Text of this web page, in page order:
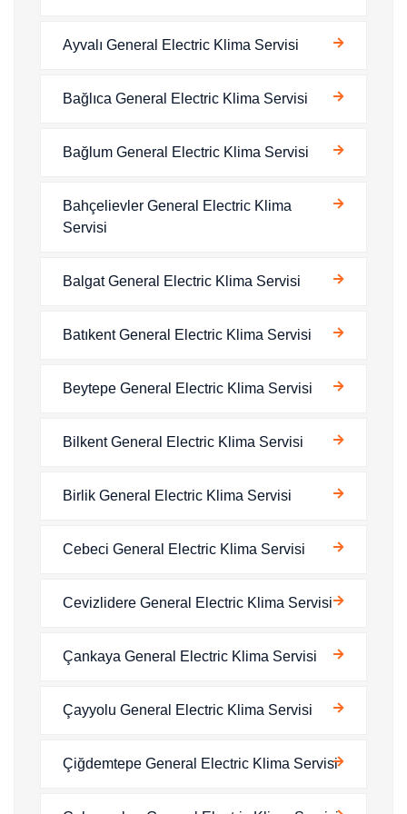
Ayvalı General Electric Klima Servisi
Bağlıca General Electric Klima Servisi
Bağlum General Electric Klima Servisi
Bahçelievler General Electric Klima
Servisi
Balgat General Electric Klima Servisi
Batıkent General Electric Klima Servisi
Beytepe General Electric Klima Servisi
Bilkent General Electric Klima Servisi
Birlik General Electric Klima Servisi
Cebeci General Electric Klima Servisi
Cevizlidere General Electric Klima Servisi
Çankaya General Electric Klima Servisi
Çayyolu General Electric Klima Servisi
Çiğdemtepe General Electric Klima Servisi